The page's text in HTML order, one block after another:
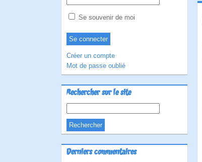
Se souvenir de moi
Créer un compte
Mot de passe oublié
Rechercher sur le site
Derniers commentaires